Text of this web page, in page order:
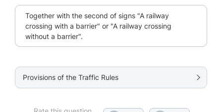
Together with the second of signs "A railway
crossing with a barrier" or "A railway crossing
without a barrier".
Provisions of the Traffic Rules